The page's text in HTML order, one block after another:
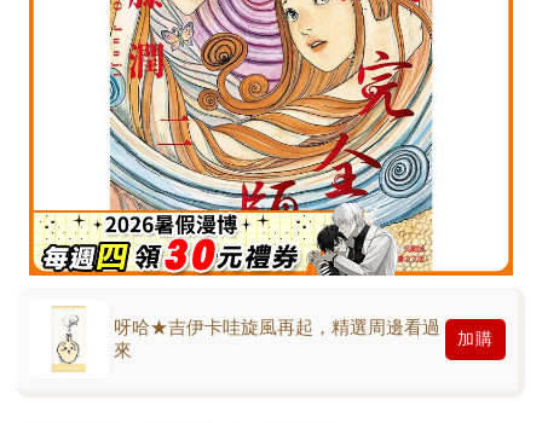
呀哈★吉伊卡哇旋風再起，精選周邊看過
來
加購